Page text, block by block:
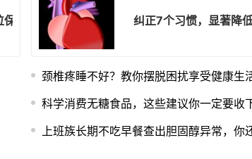
保护脊柱健康！ 纠正7个习惯，显著降
颈椎疼睡不好？教你摆脱困扰享受健康生活
科学消费无糖食品，这些建议你一定要收下
上班族长期不吃早餐查出胆固醇异常，你